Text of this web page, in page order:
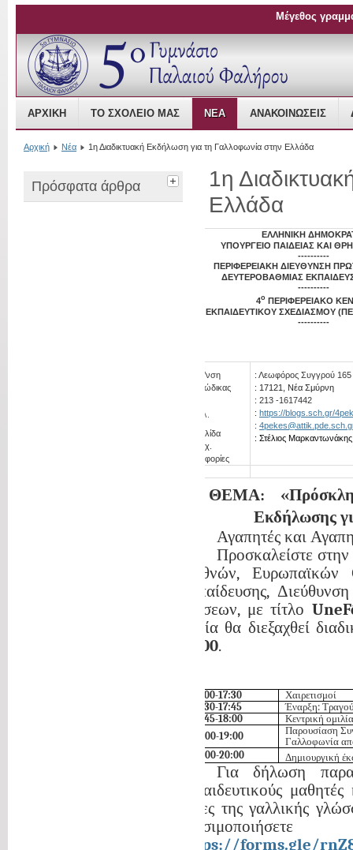
Open Source Content Management
ΑΡΧΙΚΉ ΤΟ ΣΧΟΛΕΊΟ ΜΑΣ ΝΈΑ ΑΝΑΚΟΙΝΏΣΕΙΣ
Μέγεθος
Αρχική Νέα 1η Διαδικτυακή Εκδήλωση για τη Γαλλοφωνία στην Ελλάδα
Πρόσφατα άρθρα
1η
Ελλάδα
ΕΛΛΗΝΙΚΗ
ΥΠΟΥΡΓΕΙΟ ΠΑΙΔΕΙΑΣ ΚΑΙ
----------
ΠΕΡΙΦΕΡΕΙΑΚΗ ΔΙΕΥΘΥΝΣΗ
ΔΕΥΤΕΡΟΒΑΘΜΙΑΣ
----------
4ο ΠΕΡΙΦΕΡΕΙΑΚΟ
ΕΚΠΑΙΔΕΥΤΙΚΟΥ ΣΧΕΔΙΑΣΜΟΥ
----------
Ταχ. Δ/νση
Ταχ. Κώδικας
Αρ. τηλ.
Ιστοσελίδα
Ηλ. Ταχ.
Πληροφορίες
:Λεωφόρος Συγγρού 165
: 17121, Νέα Σμύρνη
: 213 -1617442
: https://blogs.sch.gr/
:
: Στέλιος Μαρκαντωνάκης
ΘΕΜΑ:
Εκδήλωσης
Αγαπητές και
Προσκαλείστε
Διεθνών, Ευρωπαϊκών
Εκπαίδευσης,
Σχέσεων, με τίτλοUneF
οποία θα διεξαχθεί
20:00.
17:00-17:30
Χαιρετισμοί
17:30-17:45
Έναρξη:
17:45-18:00
Κεντρική
18:00-19:00
Παρουσίαση
Γαλλοφωνία
19:00-20:00
Δημιουργική
Για δήλωση
εκπαιδευτικούς
φίλες της γαλλικής
https://forms.gle/rnZ